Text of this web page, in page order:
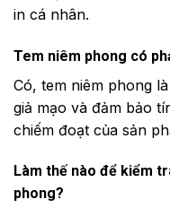
in cá nhân.
Tem niêm phong có
Có, tem niêm phong
giả mạo và đảm bảo
chiếm đoạt của sản
Làm thế nào để kiểm
phong?